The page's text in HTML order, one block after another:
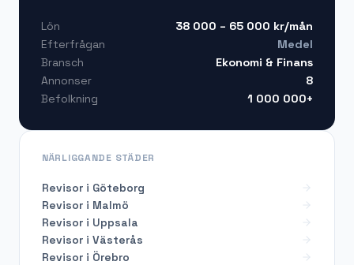
Lön 38 000 – 65 000 kr/mån
Efterfrågan
Medel
Bransch
Ekonomi & Finans
Annonser
8
Befolkning
1 000 000+
NÄRLIGGANDE STÄDER
Revisor i Göteborg
Revisor i Malmö
Revisor i Uppsala
Revisor i Västerås
Revisor i Örebro